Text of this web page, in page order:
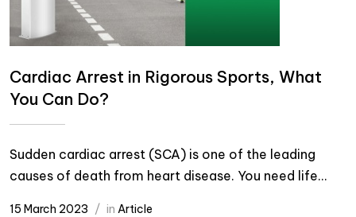
Cardiac Arrest in Rigorous Sports, What
You Can Do?
Sudden cardiac arrest (SCA) is one of the leading
causes of death from heart disease. You need life...
15 March 2023 in Article